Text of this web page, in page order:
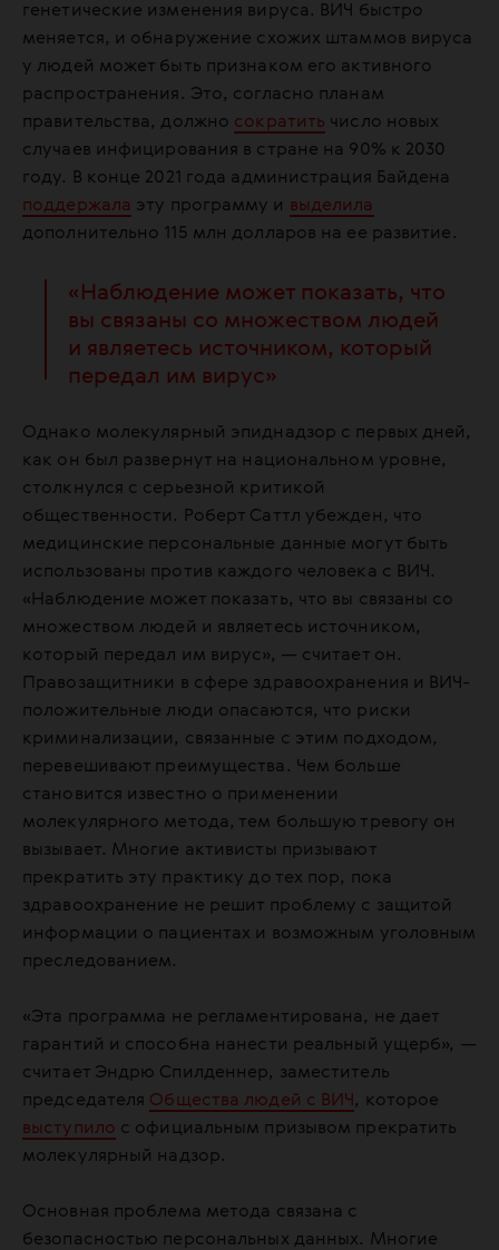
генетические изменения вируса. ВИЧ быстро
меняется, и обнаружение схожих штаммов вируса
у людей может быть признаком его активного
распространения. Это, согласно планам
правительства, должно сократить число новых
случаев инфицирования в стране на 90% к 2030
году. В конце 2021 года администрация Байдена
поддержала эту программу и выделила
дополнительно 115 млн долларов на ее развитие.
«Наблюдение может показать, что
вы связаны со множеством людей
и являетесь источником, который
передал им вирус»
Однако молекулярный эпиднадзор с первых дней,
как он был развернут на национальном уровне,
столкнулся с серьезной критикой
общественности. Роберт Саттл убежден, что
медицинские персональные данные могут быть
использованы против каждого человека с ВИЧ.
«Наблюдение может показать, что вы связаны со
множеством людей и являетесь источником,
который передал им вирус», — считает он.
Правозащитники в сфере здравоохранения и ВИЧ-
положительные люди опасаются, что риски
криминализации, связанные с этим подходом,
перевешивают преимущества. Чем больше
становится известно о применении
молекулярного метода, тем большую тревогу он
вызывает. Многие активисты призывают
прекратить эту практику до тех пор, пока
здравоохранение не решит проблему с защитой
информации о пациентах и возможным уголовным
преследованием.
«Эта программа не регламентирована, не дает
гарантий и способна нанести реальный ущерб», —
считает Эндрю Спилденнер, заместитель
председателя Общества людей с ВИЧ , которое
выступило с официальным призывом прекратить
молекулярный надзор.
Основная проблема метода связана с
безопасностью персональных данных. Многие